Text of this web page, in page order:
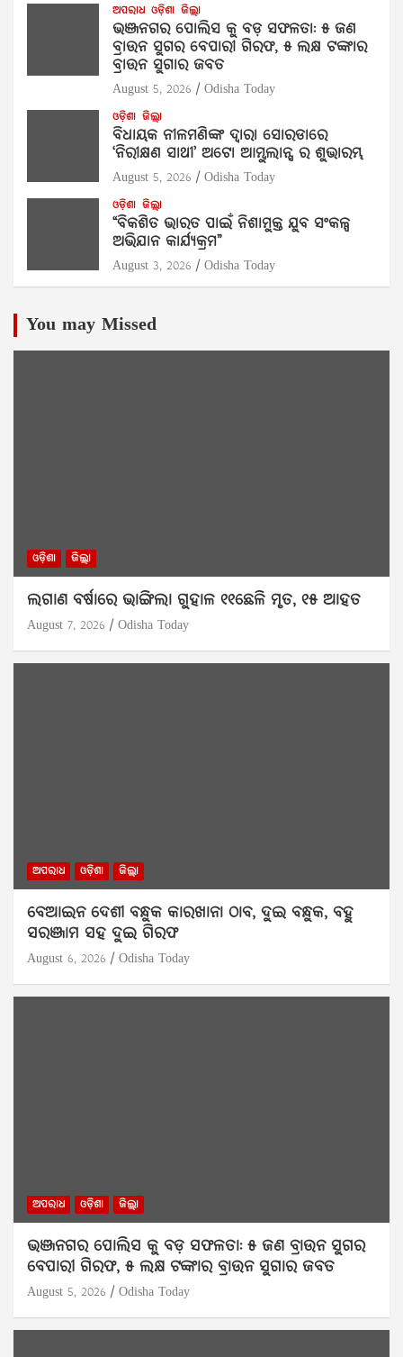
ଅପରାଧ ଓଡ଼ିଶା ଜିଲ୍ଲା
ଭଞ୍ଜନଗର ପୋଲିସ କୁ ବଡ଼ ସଫଳତା: ୫ ଜଣ
ବ୍ରାଉନ ସୁଗର ବେପାରୀ ଗିରଫ, ୫ ଲକ୍ଷ ଟଙ୍କାର
ବ୍ରାଉନ ସୁଗାର ଜବତ
August 5, 2026 Odisha Today
ଓଡ଼ିଶା ଜିଲ୍ଲା
ବିଧାୟକ ନୀଳମଣିଙ୍କ ଦ୍ବାରା ସୋରଡାରେ
‘ନିରୀକ୍ଷଣ ସାଥୀ’ ଅଟୋ ଆମ୍ବୁଲାନ୍ସ ର ଶୁଭାରମ୍ଭ
August 5, 2026 Odisha Today
ଓଡ଼ିଶା ଜିଲ୍ଲା
“ବିକଶିତ ଭାରତ ପାଇଁ ନିଶାମୁକ୍ତ ଯୁବ ସଂକଳ୍ପ
ଅଭିଯାନ କାର୍ଯ୍ୟକ୍ରମ”
August 3, 2026 Odisha Today
You may Missed
ଓଡ଼ିଶା ଜିଲ୍ଲା
ଲଗାଣ ବର୍ଷାରେ ଭାଙ୍ଗିଲା ଗୁହାଳ ୧୧ଛେଳି ମୃତ, ୧୫ ଆହତ
August 7, 2026 Odisha Today
ଅପରାଧ ଓଡ଼ିଶା ଜିଲ୍ଲା
ବେଆଇନ ଦେଶୀ ବନ୍ଧୁକ କାରଖାନା ଠାବ, ଦୁଇ ବନ୍ଧୁକ, ବହୁ
ସରଞ୍ଜାମ ସହ ଦୁଇ ଗିରଫ
August 6, 2026 Odisha Today
ଅପରାଧ ଓଡ଼ିଶା ଜିଲ୍ଲା
ଭଞ୍ଜନଗର ପୋଲିସ କୁ ବଡ଼ ସଫଳତା: ୫ ଜଣ ବ୍ରାଉନ ସୁଗର
ବେପାରୀ ଗିରଫ, ୫ ଲକ୍ଷ ଟଙ୍କାର ବ୍ରାଉନ ସୁଗାର ଜବତ
August 5, 2026 Odisha Today